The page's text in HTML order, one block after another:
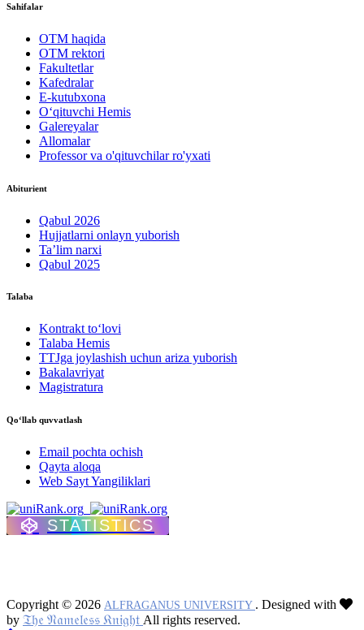
Sahifalar
OTM haqida
OTM rektori
Fakultetlar
Kafedralar
E-kutubxona
O‘qituvchi Hemis
Galereyalar
Allomalar
Professor va o'qituvchilar ro'yxati
Abiturient
Qabul 2026
Hujjatlarni onlayn yuborish
Ta’lim narxi
Qabul 2025
Talaba
Kontrakt to‘lovі
Talaba Hemis
TTJga joylashish uchun ariza yuborish
Bakalavriyat
Magistratura
Qo‘llab quvvatlash
Email pochta ochish
Qayta aloqa
Web Sayt Yangiliklari
STATISTICS
Copyright © 2026 ALFRAGANUS UNIVERSITY . Designed with
by 𝔗𝔥𝔢 𝔑𝔞𝔪𝔢𝔩𝔢𝔰𝔰 𝔎𝔫𝔦𝔤𝔥𝔱 All rights reserved.